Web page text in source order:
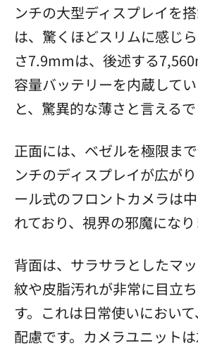
ンチの大型ディスプレイを
は、驚くほどスリムに感じ
さ7.9mmは、後述する
容量バッテリーを内蔵して
と、驚異的な薄さと言えるで
正面には、ベゼルを極限ま
ンチのディスプレイが広が
ール式のフロントカメラは
れており、視界の邪魔になり
背面は、サラサラとしたマ
紋や皮脂汚れが非常に目立
す。これは日常使いにおい
配慮です。カメラユニット